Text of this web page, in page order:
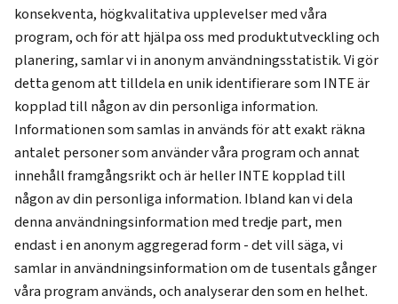
konsekventa, högkvalitativa upplevelser med våra
program, och för att hjälpa oss med produktutveckling och
planering, samlar vi in anonym användningsstatistik. Vi gör
detta genom att tilldela en unik identifierare som INTE är
kopplad till någon av din personliga information.
Informationen som samlas in används för att exakt räkna
antalet personer som använder våra program och annat
innehåll framgångsrikt och är heller INTE kopplad till
någon av din personliga information. Ibland kan vi dela
denna användningsinformation med tredje part, men
endast i en anonym aggregerad form - det vill säga, vi
samlar in användningsinformation om de tusentals gånger
våra program används, och analyserar den som en helhet.